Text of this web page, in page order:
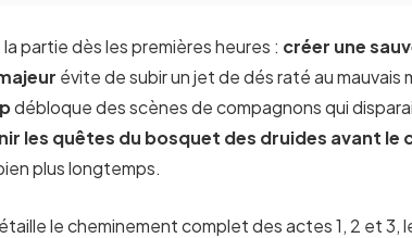
partie dès les premières heures : créer une
évite de subir un jet de dés raté au mauvais
débloque des scènes de compagnons qui
les quêtes du bosquet des druides avant le
plus longtemps.
le cheminement complet des actes 1, 2 et 3,